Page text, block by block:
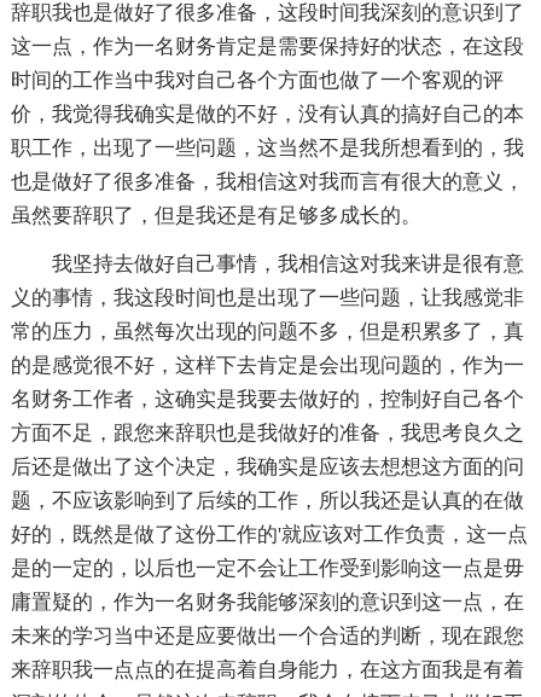
辞职我也是做好了很多准备，这段时间我深刻的意识到了
这一点，作为一名财务肯定是需要保持好的状态，在这段
时间的工作当中我对自己各个方面也做了一个客观的评
价，我觉得我确实是做的不好，没有认真的搞好自己的本
职工作，出现了一些问题，这当然不是我所想看到的，我
也是做好了很多准备，我相信这对我而言有很大的意义，
虽然要辞职了，但是我还是有足够多成长的。
我坚持去做好自己事情，我相信这对我来讲是很有意
义的事情，我这段时间也是出现了一些问题，让我感觉非
常的压力，虽然每次出现的问题不多，但是积累多了，真
的是感觉很不好，这样下去肯定是会出现问题的，作为一
名财务工作者，这确实是我要去做好的，控制好自己各个
方面不足，跟您来辞职也是我做好的准备，我思考良久之
后还是做出了这个决定，我确实是应该去想想这方面的问
题，不应该影响到了后续的工作，所以我还是认真的在做
好的，既然是做了这份工作的'就应该对工作负责，这一点
是的一定的，以后也一定不会让工作受到影响这一点是毋
庸置疑的，作为一名财务我能够深刻的意识到这一点，在
未来的学习当中还是应要做出一个合适的判断，现在跟您
来辞职我一点点的在提高着自身能力，在这方面我是有着